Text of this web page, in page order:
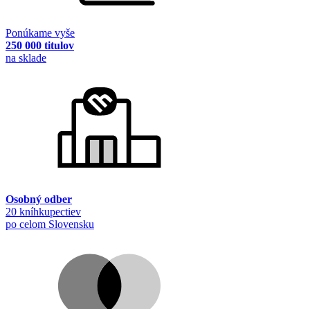
Ponúkame vyše
250 000 titulov
na sklade
Osobný odber
20 kníhkupectiev
po celom Slovensku